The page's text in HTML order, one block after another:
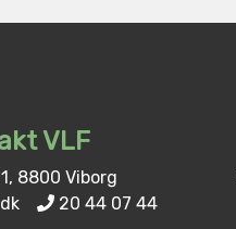
VLF
8800 Viborg
20 44 07 44